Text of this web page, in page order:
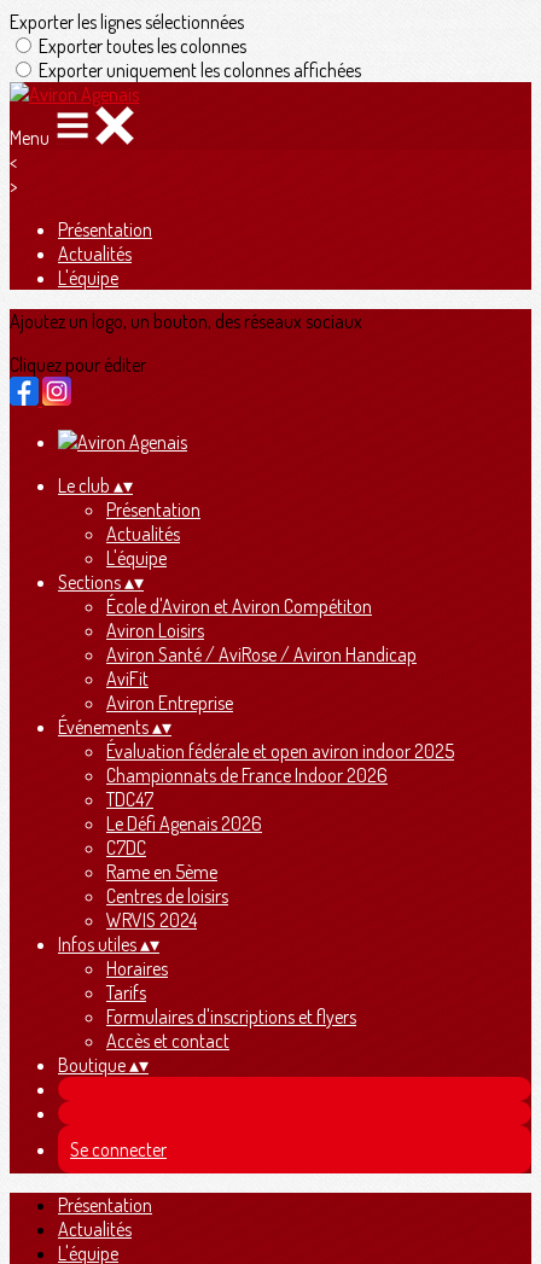
Exporter les lignes sélectionnées
Exporter toutes les colonnes
Exporter uniquement les colonnes affichées
Menu
<
>
Présentation
Actualités
L'équipe
Ajoutez un logo, un bouton, des réseaux sociaux
Cliquez pour éditer
Le club ▴▾
Présentation
Actualités
L'équipe
Sections▴▾
École d'Aviron et Aviron Compétiton
Aviron Loisirs
Aviron Santé / AviRose / Aviron Handicap
AviFit
Aviron Entreprise
Événements▴▾
Évaluation fédérale et open aviron indoor 2025
Championnats de France Indoor 2026
TDC47
Le Défi Agenais 2026
C7DC
Rame en 5ème
Centres de loisirs
WRVIS 2024
Infos utiles▴▾
Horaires
Tarifs
Formulaires d'inscriptions et flyers
Accès et contact
Boutique▴▾
Se connecter
Présentation
Actualités
L'équipe